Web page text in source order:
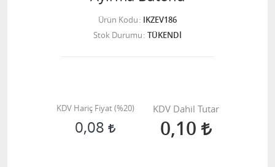
Ürün Kodu IKZEV186
Stok Durumu TÜKENDİ
KDV Hariç Fiyat (%20)
0,08
KDV Dahil Tutar
0,10